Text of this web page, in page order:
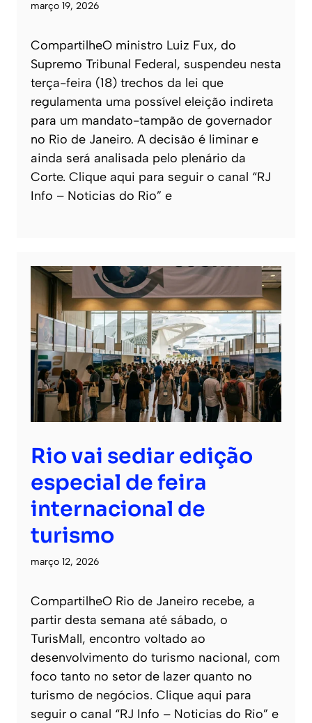
março 19, 2026
CompartilheO ministro Luiz Fux, do
Supremo Tribunal Federal, suspendeu nesta
terça-feira (18) trechos da lei que
regulamenta uma possível eleição indireta
para um mandato-tampão de governador
no Rio de Janeiro. A decisão é liminar e
ainda será analisada pelo plenário da
Corte. Clique aqui para seguir o canal “RJ
Info – Noticias do Rio” e
Rio vai sediar edição
especial de feira
internacional de
turismo
março 12, 2026
CompartilheO Rio de Janeiro recebe, a
partir desta semana até sábado, o
TurisMall, encontro voltado ao
desenvolvimento do turismo nacional, com
foco tanto no setor de lazer quanto no
turismo de negócios. Clique aqui para
seguir o canal “RJ Info – Noticias do Rio” e